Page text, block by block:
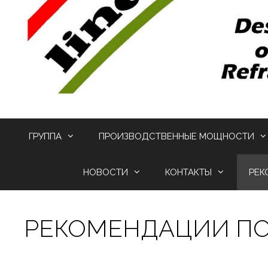
ГРУППА ПРОИЗВОДСТВЕННЫЕ МОЩНОСТИ
НОВОСТИ КОНТАКТЫ
РЕКОМЕНДАЦИИ